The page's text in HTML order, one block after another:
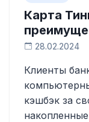
Карта
28.02.2024
Клиенты
кэшбэк за